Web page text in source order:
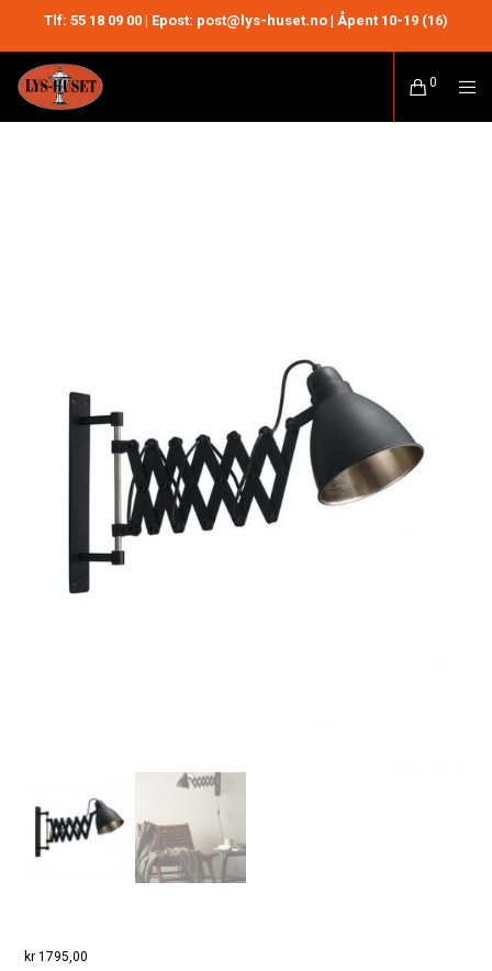
Tlf: 55 18 09 00 | Epost: post@lys-huset.no | Åpent 10-19 (16)
0
kr 1795,00